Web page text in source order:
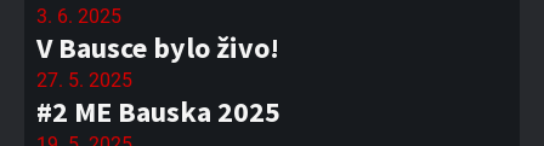
3. 6. 2025
V Bausce bylo živo!
27. 5. 2025
#2 ME Bauska 2025